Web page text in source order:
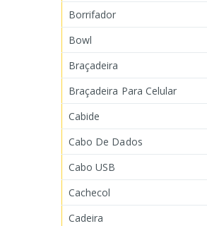
Borrifador
Bowl
Braçadeira
Braçadeira Para Celular
Cabide
Cabo De Dados
Cabo USB
Cachecol
Cadeira